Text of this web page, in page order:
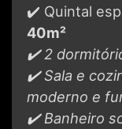
✔️ Quintal
40m²
✔️ 2
✔️ Sala e
moderno e
✔️ Banheiro